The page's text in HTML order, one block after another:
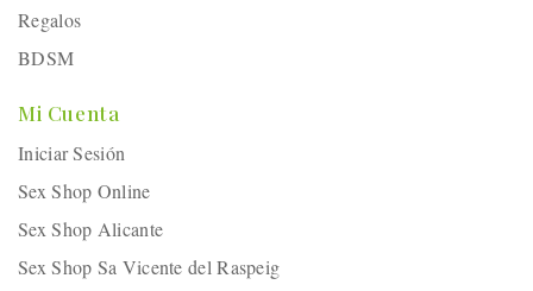
Regalos
BDSM
Mi Cuenta
Iniciar Sesión
Sex Shop Online
Sex Shop Alicante
Sex Shop Sa Vicente del Raspeig